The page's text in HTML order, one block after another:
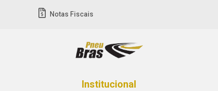
Notas Fiscais
Institucional